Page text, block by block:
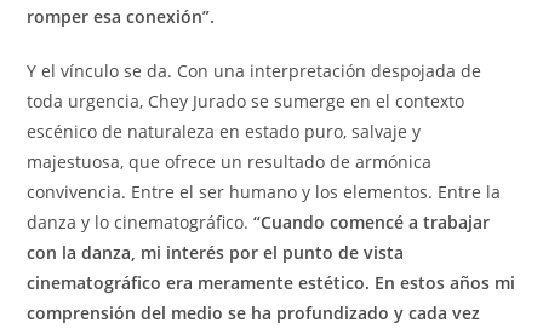
romper esa conexión”.
Y el vínculo se da. Con una interpretación despojada de
toda urgencia, Chey Jurado se sumerge en el contexto
escénico de naturaleza en estado puro, salvaje y
majestuosa, que ofrece un resultado de armónica
convivencia. Entre el ser humano y los elementos. Entre la
danza y lo cinematográfico.“Cuando comencé a trabajar
con la danza, mi interés por el punto de vista
cinematográfico era meramente estético. En estos años mi
comprensión del medio se ha profundizado y cada vez